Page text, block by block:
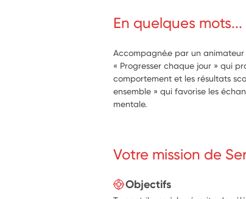
En quelques mots...
Accompagné.e par un
« Progresser chaque jour » qui
comportement et les résultats
ensemble » qui favorise les
mentale.
Votre mission de
Objectifs